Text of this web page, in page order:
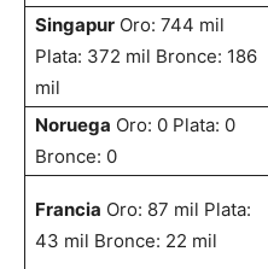
Singapur Oro: 744 mil
Plata: 372 mil Bronce: 186
mil
Noruega Oro: 0 Plata: 0
Bronce: 0
Francia Oro: 87 mil Plata:
43 mil Bronce: 22 mil